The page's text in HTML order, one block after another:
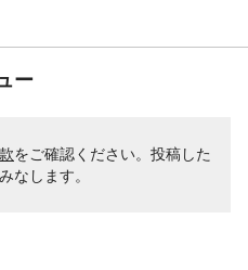
ー
をご確認ください。投稿した
なします。